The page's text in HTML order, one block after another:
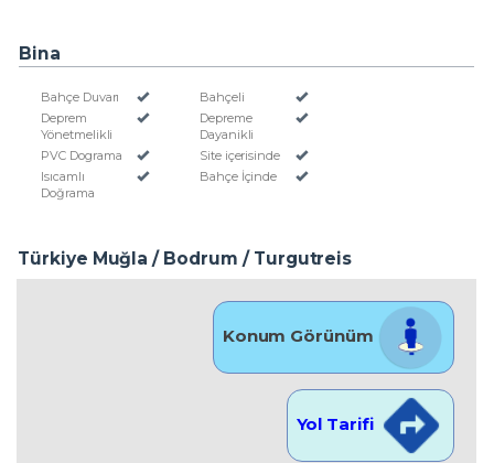
Bina
Bahçe Duvarı
Bahçeli
Deprem
Yönetmelikli
Depreme
Dayanikli
PVC Dograma
Site içerisinde
Isıcamlı
Doğrama
Bahçe İçinde
Türkiye Muğla / Bodrum / Turgutreis
Konum Görünüm
Yol Tarifi